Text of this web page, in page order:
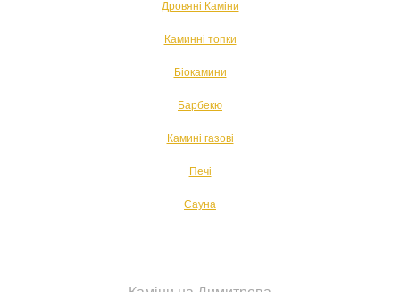
Дровяні Каміни
Каминні топки
Біокамини
Барбекю
Камині газові
Печі
Сауна